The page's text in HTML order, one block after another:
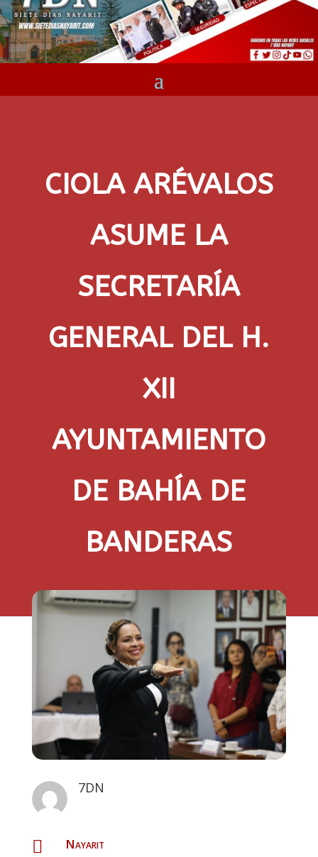
CIOLA ARÉVALOS
ASUME LA
SECRETARÍA
GENERAL DEL H.
XII
AYUNTAMIENTO
DE BAHÍA DE
BANDERAS
7DN
 Nayarit